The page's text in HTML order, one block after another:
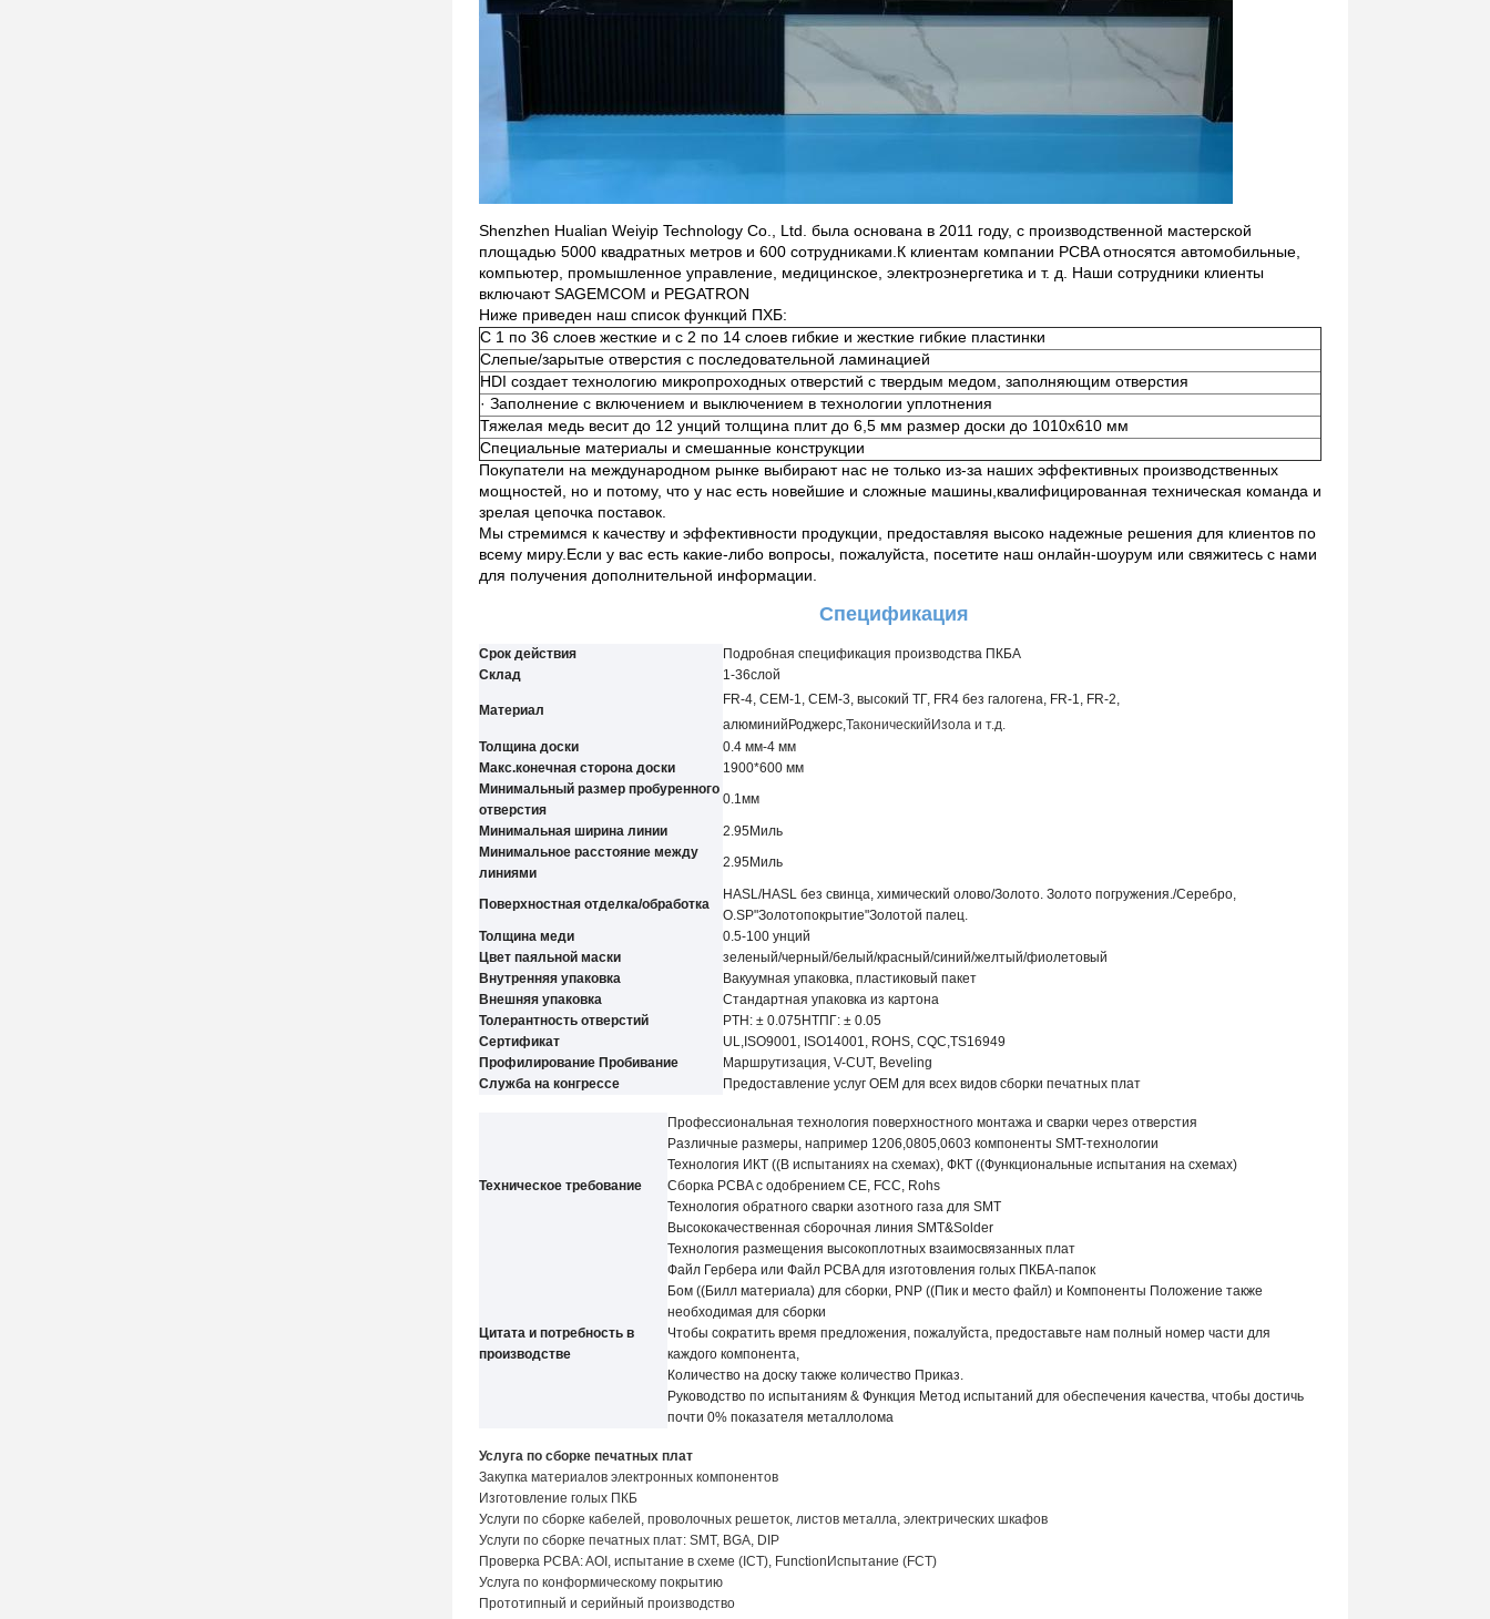
Shenzhen Hualian Weiyip Technology Co., Ltd. была основана в 2011 году, с производственной мастерской
площадью 5000 квадратных метров и 600 сотрудниками.К клиентам компании PCBA относятся автомобильные,
компьютер, промышленное управление, медицинское, электроэнергетика и т. д. Наши сотрудники клиенты
включают SAGEMCOM и PEGATRON
Ниже приведен наш список функций ПХБ:
С 1 по 36 слоев жесткие и с 2 по 14 слоев гибкие и жесткие гибкие пластинки
Слепые/зарытые отверстия с последовательной ламинацией
HDI создает технологию микропроходных отверстий с твердым медом, заполняющим отверстия
· Заполнение с включением и выключением в технологии уплотнения
Тяжелая медь весит до 12 унций толщина плит до 6,5 мм размер доски до 1010х610 мм
Специальные материалы и смешанные конструкции
Покупатели на международном рынке выбирают нас не только из-за наших эффективных производственных
мощностей, но и потому, что у нас есть новейшие и сложные машины,квалифицированная техническая команда и
зрелая цепочка поставок.
Мы стремимся к качеству и эффективности продукции, предоставляя высоко надежные решения для клиентов по
всему миру.Если у вас есть какие-либо вопросы, пожалуйста, посетите наш онлайн-шоурум или свяжитесь с нами
для получения дополнительной информации.
Спецификация
Срок действия
Подробная спецификация производства ПКБА
Склад
1-36слой
Материал
FR-4, CEM-1, CEM-3, высокий ТГ, FR4 без галогена, FR-1, FR-2,
алюминий Роджерс,Таконический Изола и т.д.
Толщина доски
0.4 мм-4 мм
Макс.конечная сторона доски
1900*600 мм
Минимальный размер пробуренного
отверстия
0.1мм
Минимальная ширина линии 2.95Миль
Минимальное расстояние между
линиями
2.95Миль
Поверхностная отделка/обработка
HASL/HASL без свинца, химический олово/Золото. Золото погружения./Серебро,
О.SP"Золотопокрытие"Золотой палец.
Толщина меди
0.5-100 унций
Цвет паяльной маски
зеленый/черный/белый/красный/синий/желтый/фиолетовый
Внутренняя упаковка
Вакуумная упаковка, пластиковый пакет
Внешняя упаковка
Стандартная упаковка из картона
Толерантность отверстий
PTH: ± 0.075НТПГ: ± 0.05
Сертификат
UL, ISO9001, ISO14001, ROHS, CQC,TS16949
Профилирование Пробивание
Маршрутизация, V-CUT, Beveling
Служба на конгрессе
Предоставление услуг OEM для всех видов сборки печатных плат
Техническое требование
Профессиональная технология поверхностного монтажа и сварки через отверстия
Различные размеры, например 1206,0805,0603 компоненты SMT-технологии
Технология ИКТ ((В испытаниях на схемах), ФКТ ((Функциональные испытания на схемах)
Сборка PCBA с одобрением CE, FCC, Rohs
Технология обратного сварки азотного газа для SMT
Высококачественная сборочная линия SMT&Solder
Технология размещения высокоплотных взаимосвязанных плат
Цитата и потребность в
производстве
Файл Гербера или Файл PCBA для изготовления голых ПКБА-папок
Бом ((Билл материала) для сборки, PNP ((Пик и место файл) и Компоненты Положение также
необходимая для сборки
Чтобы сократить время предложения, пожалуйста, предоставьте нам полный номер части для
каждого компонента,
Количество на доску также количество Приказ.
Руководство по испытаниям & Функция Метод испытаний для обеспечения качества, чтобы достичь
почти 0% показателя металлолома
Услуга по сборке печатных плат
Закупка материалов электронных компонентов
Изготовление голых ПКБ
Услуги по сборке кабелей, проволочных решеток, листов металла, электрических шкафов
Услуги по сборке печатных плат: SMT, BGA, DIP
Проверка PCBA: AOI, испытание в схеме (ICT), Function Испытание (FCT)
Услуга по конформическому покрытию
Прототипный и серийный производство